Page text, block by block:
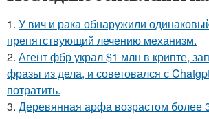
1. У вич и рака обнаружили
препятствующий лечению механизм.
2. Агент фбр украл $1 млн в крипте,
фразы из дела, и советовался с
потратить.
3. Деревянная арфа возрастом более